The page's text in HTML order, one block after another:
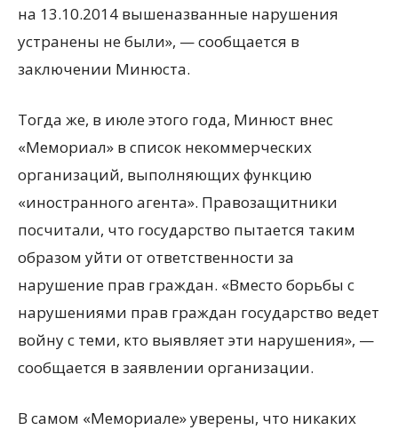
на 13.10.2014 вышеназванные нарушения
устранены не были», — сообщается в
заключении Минюста.
Тогда же, в июле этого года, Минюст внес
«Мемориал» в список некоммерческих
организаций, выполняющих функцию
«иностранного агента». Правозащитники
посчитали, что государство пытается таким
образом уйти от ответственности за
нарушение прав граждан. «Вместо борьбы с
нарушениями прав граждан государство ведет
войну с теми, кто выявляет эти нарушения», —
сообщается в заявлении организации.
В самом «Мемориале» уверены, что никаких